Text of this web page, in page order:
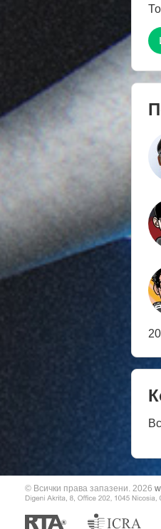
© Всички права запазени. 2026